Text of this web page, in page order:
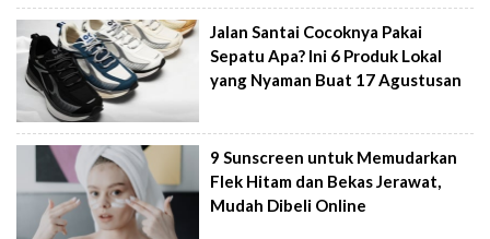
Jalan Santai Cocoknya Pakai
Sepatu Apa? Ini 6 Produk Lokal
yang Nyaman Buat 17 Agustusan
9 Sunscreen untuk Memudarkan
Flek Hitam dan Bekas Jerawat,
Mudah Dibeli Online